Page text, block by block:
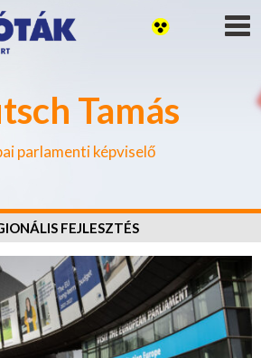
Tamás
parlamenti képviselő
FEJLESZTÉS